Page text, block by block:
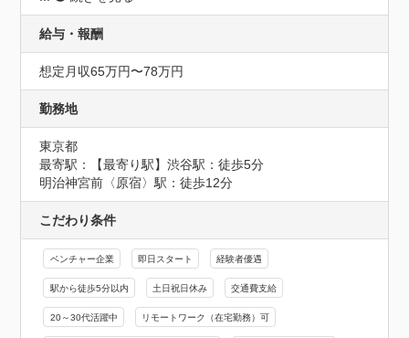
給与・報酬
想定月収65万円〜78万円
勤務地
東京都
最寄駅：【最寄り駅】渋谷駅：徒歩5分
明治神宮前〈原宿〉駅：徒歩12分
こだわり条件
ベンチャー企業 即日スタート 経験者優遇
駅から徒歩5分以内 土日祝日休み 交通費支給
20～30代活躍中 リモートワーク（在宅勤務）可